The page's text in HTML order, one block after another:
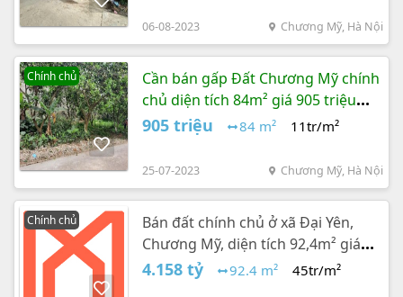
06-08-2023 Chương Mỹ, Hà Nội
Chính chủ
Cần bán gấp Đất Chương Mỹ chính
chủ diện tích 84m² giá 905 triệu
đồng
905 triệu 84 m² 11tr/m²
25-07-2023 Chương Mỹ, Hà Nội
Chính chủ
Bán đất chính chủ ở xã Đại Yên,
Chương Mỹ, diện tích 92,4m² giá
rất rẻ
4.158 tỷ 92.4 m² 45tr/m²